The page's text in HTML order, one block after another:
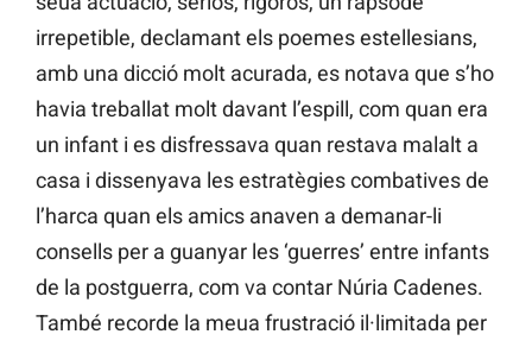
irrepetible, declamant els poemes estellesians,
amb una dicció molt acurada, es notava que s’ho
havia treballat molt davant l’espill, com quan era
un infant i es disfressava quan restava malalt a
casa i dissenyava les estratègies combatives de
l’harca quan els amics anaven a demanar-li
consells per a guanyar les ‘guerres’ entre infants
de la postguerra, com va contar Núria Cadenes.
També recorde la meua frustració il·limitada per